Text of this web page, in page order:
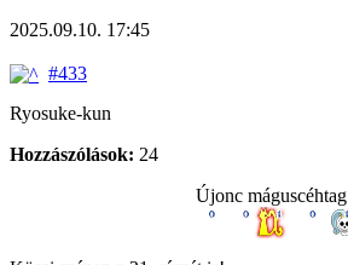
2025.09.10. 17:45
#433
Ryosuke-kun
Hozzászólások: 24
Újonc máguscéhtag